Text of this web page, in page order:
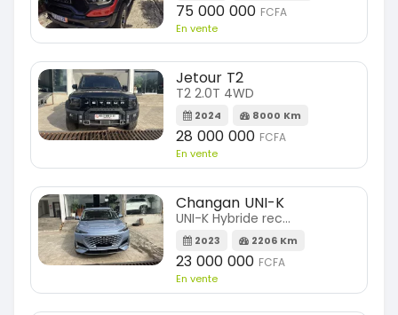
75 000 000 FCFA
En vente
Jetour T2
T2 2.0T 4WD
2024 8000 Km
28 000 000 FCFA
En vente
Changan UNI-K
UNI-K Hybride rechargeable
2023 2206 Km
23 000 000 FCFA
En vente